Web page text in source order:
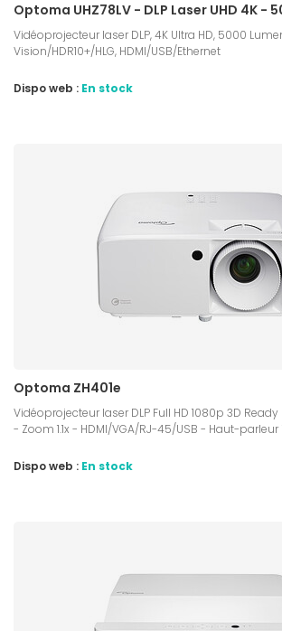
Optoma UHZ78LV - DLP Laser UHD 4K -
Vidéoprojecteur laser DLP, 4K Ultra HD, 5000
Vision/HDR10+/HLG, HDMI/USB/Ethernet
Dispo web : En stock
Optoma ZH401e
Vidéoprojecteur laser DLP Full HD 1080p 3D
- Zoom 1.1x - HDMI/VGA/RJ-45/USB - Haut-parleur
Dispo web : En stock